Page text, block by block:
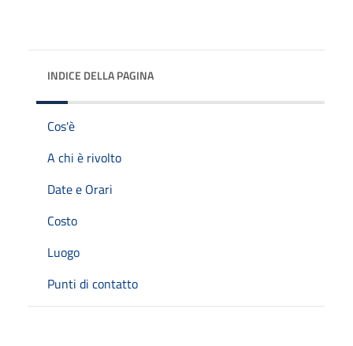
INDICE DELLA PAGINA
Cos'è
A chi è rivolto
Date e Orari
Costo
Luogo
Punti di contatto